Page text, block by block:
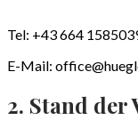
Tel: +43 664
E-Mail:
2. Stand